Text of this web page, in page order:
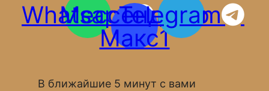
Whatsapp
Мессенджер
Макс1
Telegram
В ближайшие 5 минут с вами